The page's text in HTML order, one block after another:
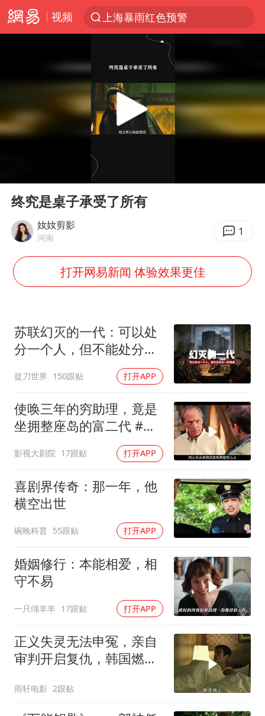
视频
上海暴雨红色预警
王艺迪无缘横滨赛决赛
白海豚逼近浙闽沿海
四川宜宾5.5级地震后余震为何不断
王艺迪2-4不敌张本美和止步4强
“伊斯兰版北约”出现
2026年7月份居民消费价格同比上涨0.5%
方桃子代言广告视频已下架
上交绝杀清华 姚明笑出表情包
伯克希尔净买入约200亿美元股票
曝美下令调查弹药库存信息遭泄露事件
白海豚在海上打了个结
构建更高水平的全民健身公共服务体系
Play
终究是桌子承受了所有
奻奻剪影
河南 1
打开网易新闻 体验效果更佳
苏联幻灭的一代：可以处
分一个人，但不能处分一
捉刀世界 150跟贴 打开APP
使唤三年的穷助理，竟是
坐拥整座岛的富二代 #电
影视大剧院 17跟贴 打开APP
喜剧界传奇：那一年，他
横空出世
碗晚科普 55跟贴 打开APP
婚姻修行：本能相爱，相
守不易
一只绵羊羊 17跟贴 打开APP
正义失灵无法申冤，亲自
审判开启复仇，韩国燃爽
雨轩电影 2跟贴